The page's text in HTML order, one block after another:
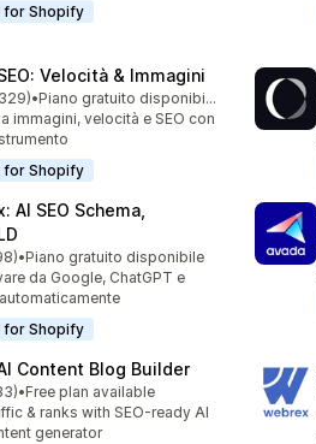
for Shopify
Velocità & Immagini
su 5
totali
•
Piano gratuito disponibile
immagini, velocità e SEO con
for Shopify
AI SEO Schema,
su 5
totali
•Piano gratuito disponibile
da Google, ChatGPT e
for Shopify
Content Blog Builder
su 5
totali
•Free plan available
& ranks with SEO-ready AI
generator